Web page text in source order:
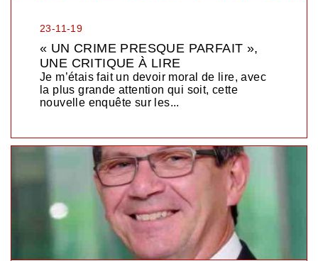
23-11-19
« UN CRIME PRESQUE PARFAIT »,
UNE CRITIQUE À LIRE
Je m’étais fait un devoir moral de lire, avec
la plus grande attention qui soit, cette
nouvelle enquête sur les...